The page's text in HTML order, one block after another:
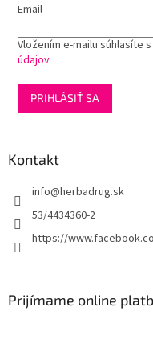
Email
Vložením e-mailu súhlasíte s
údajov
PRIHLÁSIŤ SA
Kontakt
info@herbadrug.sk
53/4434360-2
https://
Prijímame online